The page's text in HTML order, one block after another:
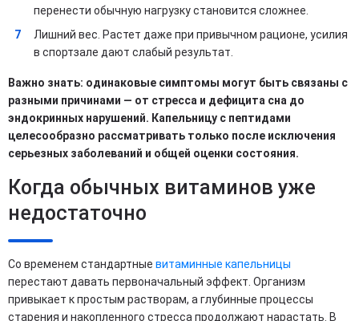
перенести обычную нагрузку становится сложнее.
Лишний вес. Растет даже при привычном рационе, усилия
в спортзале дают слабый результат.
Важно знать: одинаковые симптомы могут быть связаны с
разными причинами — от стресса и дефицита сна до
эндокринных нарушений. Капельницу с пептидами
целесообразно рассматривать только после исключения
серьезных заболеваний и общей оценки состояния.
Когда обычных витаминов уже
недостаточно
Со временем стандартные витаминные капельницы
перестают давать первоначальный эффект. Организм
привыкает к простым растворам, а глубинные процессы
старения и накопленного стресса продолжают нарастать. В